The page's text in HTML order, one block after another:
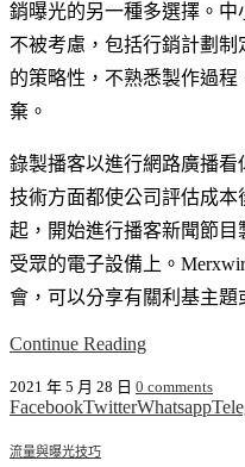
銷曝光的另一種多選擇。
不被考慮，包括行銷計劃
的策略性，不熟悉製作過
棄。
錄製播客以進行網路廣播
技術方面都使公司評估成本
起，開始進行播客新聞節
受眾的電子設備上。
會，可以分享有關利基主題
Continue Reading
2021 年 5 月 28 日 0 comments
FacebookTwitterWhatsapp
流量與曝光技巧